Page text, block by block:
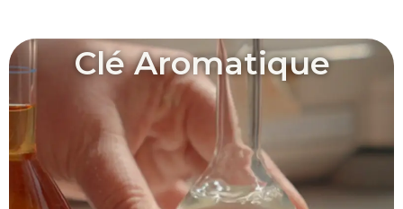
Clé Aromatique